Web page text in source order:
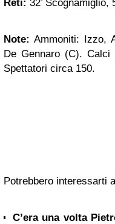
Reti: 32’ Scognamiglio,
Note: Ammoniti: Izzo,
De Gennaro (C). Calci
Spettatori circa 150.
Potrebbero interessarti
C’era una volta